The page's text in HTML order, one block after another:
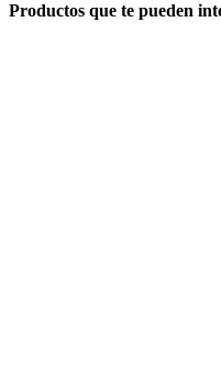
Productos que te pueden